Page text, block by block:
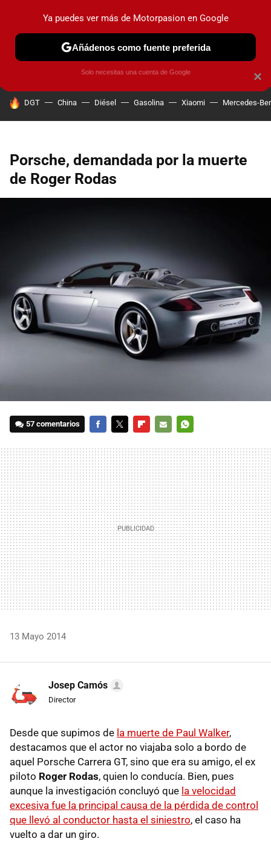
PRUEBAS COCHES ELÉCTRICOS OBSERVATORIO
HOY SE HABLA DE
DGT China Diésel Gasolina Xiaomi Mercedes-
Porsche, demandada por la muerte
de Roger Rodas
57 comentarios
MAIL
13 Mayo 2014
Josep Camós
Director
Desde que supimos de la muerte de Paul Walker,
destacamos que el actor no viajaba solo a bordo de
aquel Porsche Carrera GT, sino que era su amigo, el ex
piloto Roger Rodas, quien lo conducía. Bien, pues
aunque la investigación concluyó que la velocidad
excesiva fue la principal causa de la pérdida de control
que llevó al conductor hasta el siniestro, el caso ha
vuelto a dar un giro.
×
Ya puedes ver más de Motorpasion en Google
Añádenos como fuente preferida
Solo necesitas una cuenta de Google